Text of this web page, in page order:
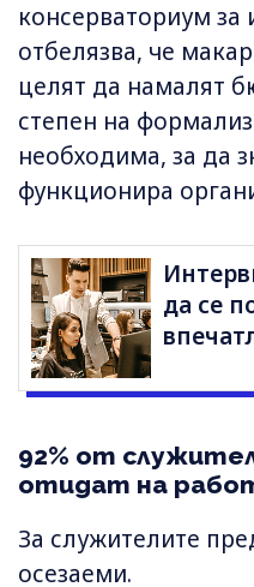
консерваториум за
отбелязва, че
целят да намалят
степен на
необходима, за да
функционира
да се
92% от
отидат на
За служителите
осезаеми.